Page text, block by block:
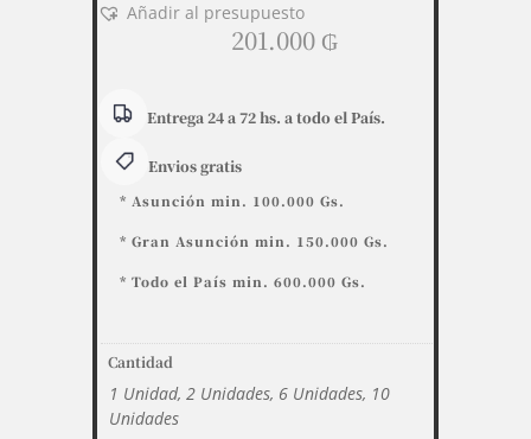
Añadir al presupuesto
201.000 ₲
Entrega 24 a 72 hs. a todo el País.
Envios gratis
* Asunción min. 100.000 Gs.
* Gran Asunción min. 150.000 Gs.
* Todo el País min. 600.000 Gs.
Cantidad
1 Unidad, 2 Unidades, 6 Unidades, 10
Unidades